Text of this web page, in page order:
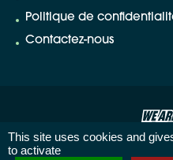
Politique de
Contactez-nous
This site uses cookies and
to activate